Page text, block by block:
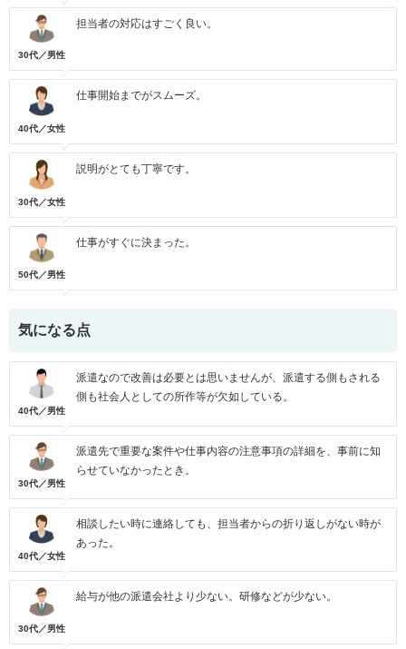
30代／男性
担当者の対応はすごく良い。
40代／女性
仕事開始までがスムーズ。
30代／女性
説明がとても丁寧です。
50代／男性
仕事がすぐに決まった。
気になる点
40代／男性
派遣なので改善は必要とは思いませんが、派遣する側もされる
側も社会人としての所作等が欠如している。
30代／男性
派遣先で重要な案件や仕事内容の注意事項の詳細を、事前に知
らせていなかったとき。
40代／女性
相談したい時に連絡しても、担当者からの折り返しがない時が
あった。
30代／男性
給与が他の派遣会社より少ない。研修などが少ない。